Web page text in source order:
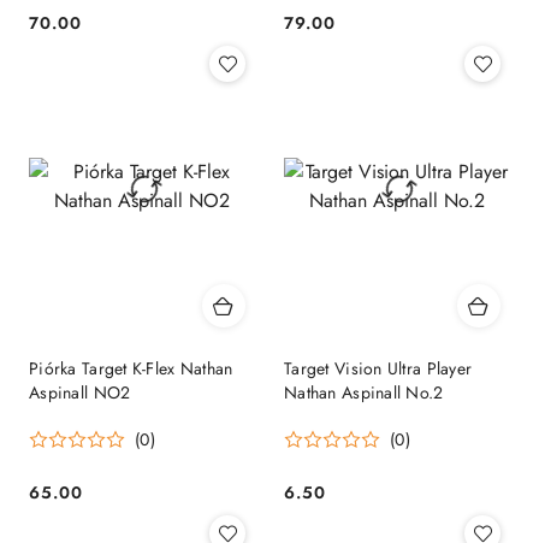
Cena:
70.00 Cena:
79.00
Piórka Target K-Flex Nathan
Aspinall NO2
(0)
Cena:
65.00
Target Vision Ultra Player
Nathan Aspinall No.2
(0)
Cena:
6.50